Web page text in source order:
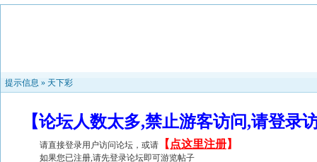
提示信息 » 天下彩
【论坛人数太多,禁止游客访问,请登
请直接登录用户访问论坛，或请 【 点这里注册】
如果您已注册,请先登录论坛即可游览帖子